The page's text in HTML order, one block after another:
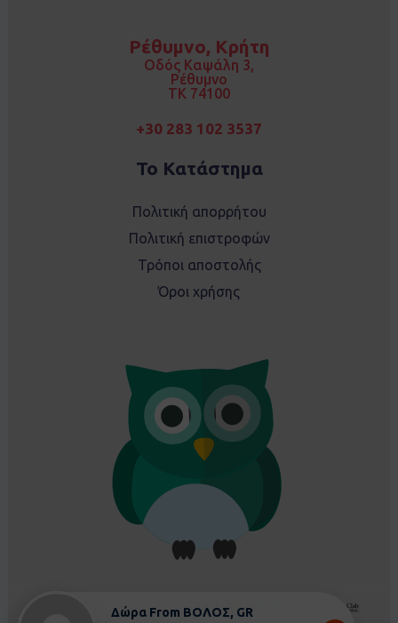
o
r
a
m
Ρέθυμνο, Κρήτη
Οδός Καψάλη 3,
Ρέθυμνο
TK 74100
+30 283 102 3537
Το Κατάστημα
Πολιτική απορρήτου
Πολιτική επιστροφών
Τρόποι αποστολής
Όροι χρήσης
Δώρα From ΒΟΛΟΣ, GR